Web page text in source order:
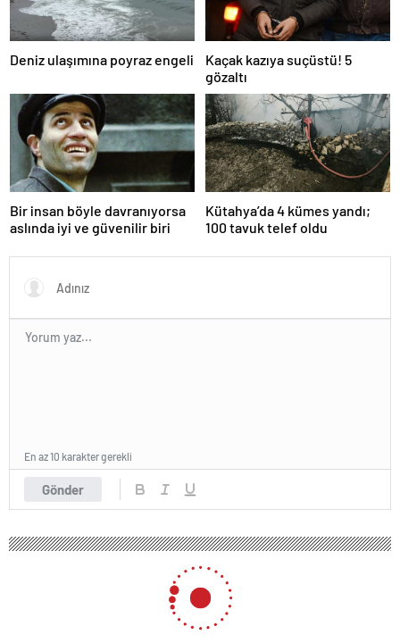
Deniz ulaşımına poyraz engeli
Kaçak kazıya suçüstü! 5
gözaltı
Bir insan böyle davranıyorsa
aslında iyi ve güvenilir biri
Kütahya’da 4 kümes yandı;
100 tavuk telef oldu
Gönder
En az 10 karakter gerekli